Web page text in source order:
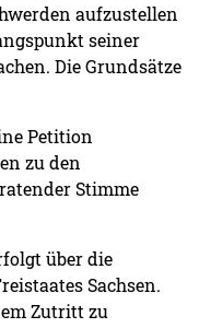
aufzustellen
seiner
Die Grundsätze
Petition
zu den
Stimme
über die
Sachsen.
Zutritt zu